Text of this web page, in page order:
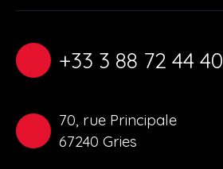
+33 3 88 72 44 40
70, rue Principale
67240 Gries